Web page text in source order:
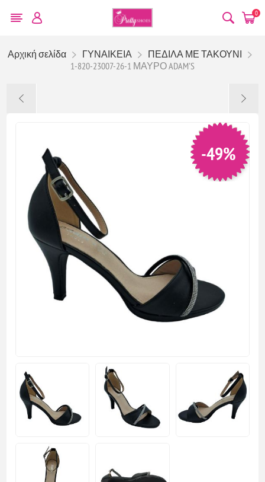
0
Αρχική σελίδα ΓΥΝΑΙΚΕΙΑ
ΠΕΔΙΛΑ ΜΕ ΤΑΚΟΥΝΙ
1-820-23007-26-1 ΜΑΥΡΟ ADAM'S
-49%